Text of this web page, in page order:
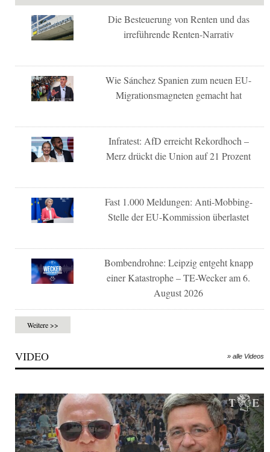
Die Besteuerung von Renten und das
irreführende Renten-Narrativ
Wie Sánchez Spanien zum neuen EU-
Migrationsmagneten gemacht hat
Infratest: AfD erreicht Rekordhoch –
Merz drückt die Union auf 21 Prozent
Fast 1.000 Meldungen: Anti-Mobbing-
Stelle der EU-Kommission überlastet
Bombendrohne: Leipzig entgeht knapp
einer Katastrophe – TE-Wecker am 6.
August 2026
Weitere >>
VIDEO » alle Videos